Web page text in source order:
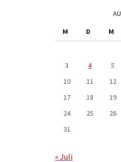
M
D M
3
4 5
10
11 12
17
18 19
24
25 26
31
« Juli